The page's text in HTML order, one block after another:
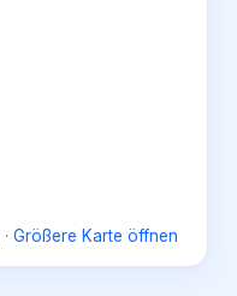
· Größere Karte öffnen